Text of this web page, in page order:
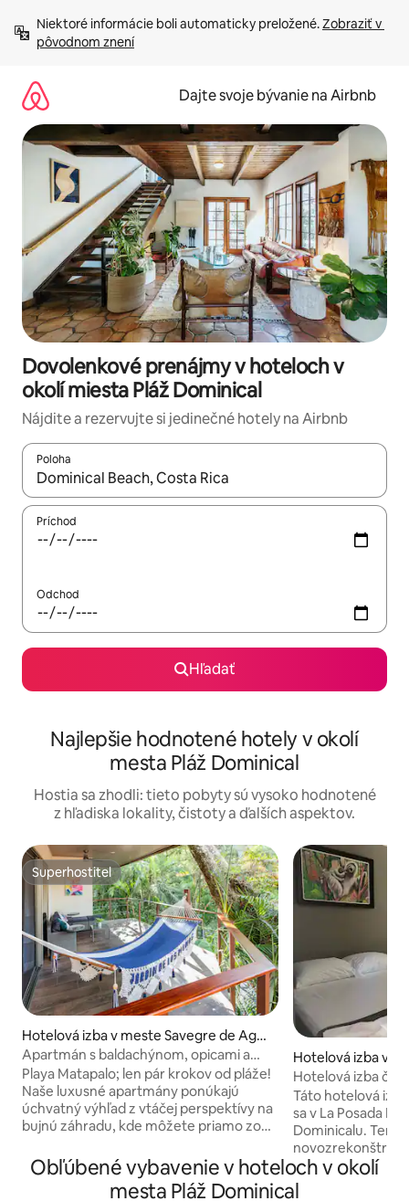
obsah.
Niektoré informácie boli automaticky preložené. Zobraziť v
pôvodnom znení
Dajte svoje bývanie na Airbnb
Dovolenkové prenájmy v hoteloch v
okolí miesta Pláž Dominical
Nájdite a rezervujte si jedinečné hotely na Airbnb
Poloha
Keď budú výsledky k dispozícii, môžete si ich prechádzať
Príchod
Odchod
Hľadať
Najlepšie hodnotené hotely v okolí
mesta Pláž Dominical
Hostia sa zhodli: tieto pobyty sú vysoko hodnotené
z hľadiska lokality, čistoty a ďalších aspektov.
Superhostiteľ
Superhostiteľ
Hotelová izba v meste Savegre de Agui
rre
Apartmán s baldachýnom, opicami a
leňochodmi na pláži
Playa Matapalo; len pár krokov od pláže!
Naše luxusné apartmány ponúkajú
úchvatný výhľad z vtáčej perspektívy na
bujnú záhradu, kde môžete priamo zo
ara, tukany a leňochody. Každý
apartmán má priestrannú terasu
vybavenú pohodlným sedacím kútom,
Hotelová izba v
nical
Hotelová izba č. 3
Táto hotelová
sa v La Posada
Dominicalu. Tento
všetkými
potrebnými na
Obľúbené vybavenie v hoteloch v okolí
mesta Pláž Dominical